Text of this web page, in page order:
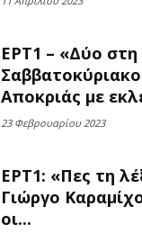
ΕΡΤ1 – «Δύο στη
Αποκριάς με
23 Φεβρουαρίου 2023
ΕΡΤ1: «Πες τη
Γιώργο
οι...